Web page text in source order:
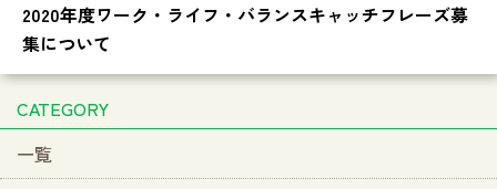
2020年度ワーク・ライフ・バランスキャッチフレーズ募
集について
CATEGORY
一覧